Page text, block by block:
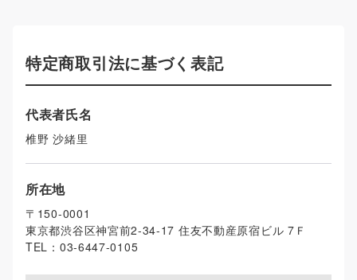
特定商取引法に基づく表記
代表者氏名
椎野 沙緒里
所在地
〒 150-0001
東京都渋谷区神宮前2-34-17 住友不動産原宿ビル 7Ｆ
TEL： 03-6447-0105